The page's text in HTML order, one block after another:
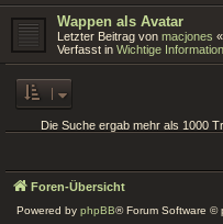
Wappen als Avatar
Letzter Beitrag von macjones «
Verfasst in Wichtige
Die Suche ergab mehr als 1000
Foren-Übersicht
Powered by phpBB® Forum Software ©